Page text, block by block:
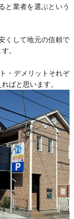
と業者を選ぶという
くして地元の信頼で
。
・デメリットそれぞ
ばと思います。